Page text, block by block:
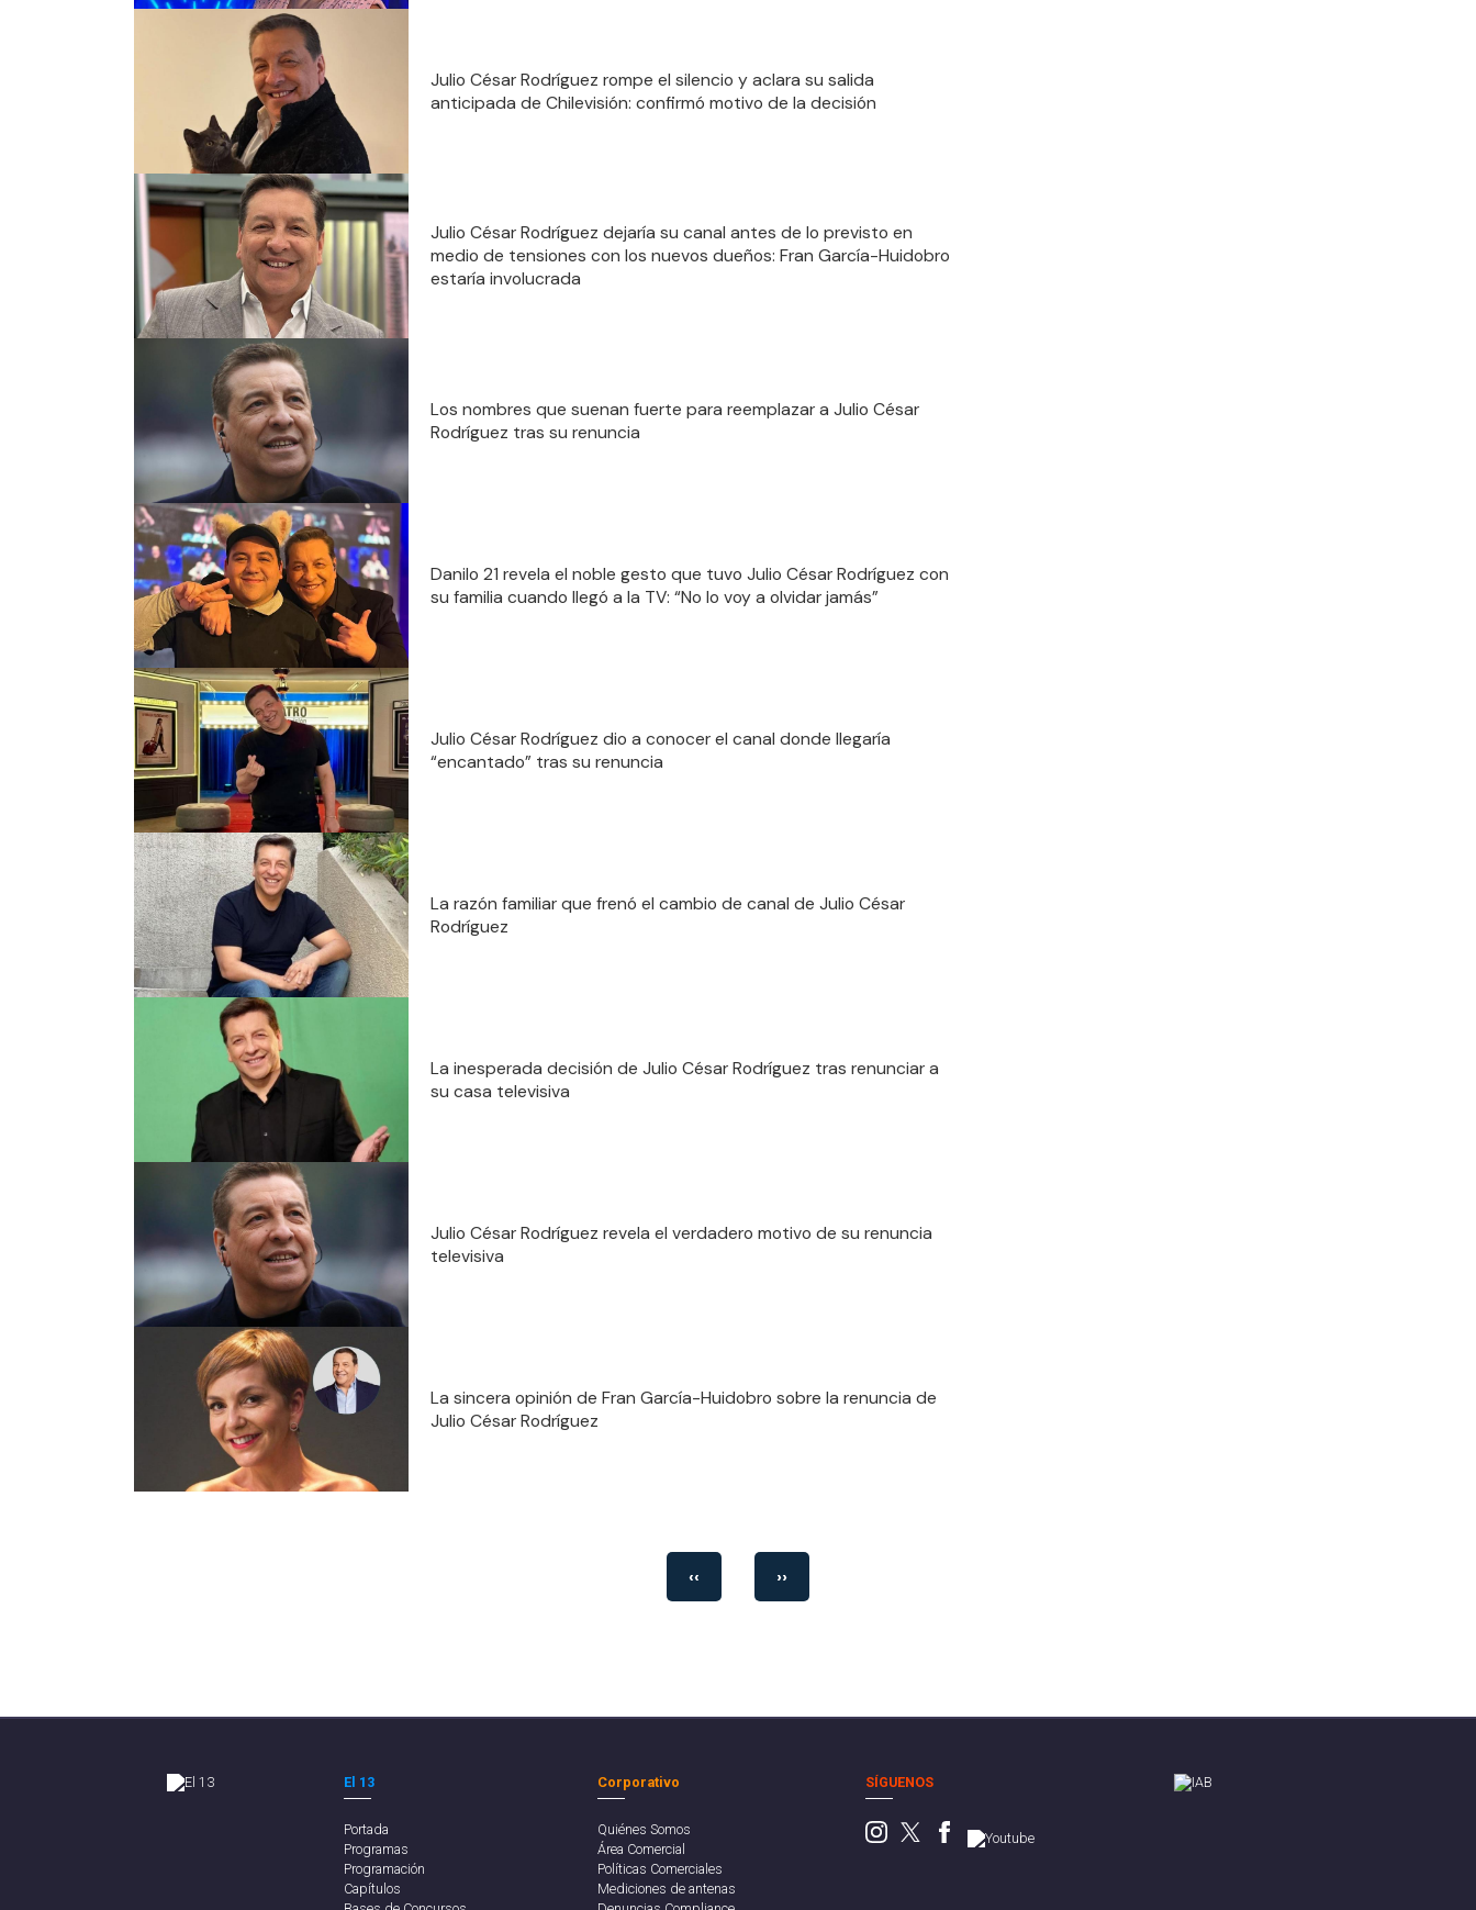
Julio César Rodríguez rompe el silencio y aclara su salida
anticipada de Chilevisión: confirmó motivo de la decisión
Julio César Rodríguez dejaría su canal antes de lo previsto en
medio de tensiones con los nuevos dueños: Fran García-Huidobro
estaría involucrada
Los nombres que suenan fuerte para reemplazar a Julio César
Rodríguez tras su renuncia
Danilo 21 revela el noble gesto que tuvo Julio César Rodríguez con
su familia cuando llegó a la TV: “No lo voy a olvidar jamás”
Julio César Rodríguez dio a conocer el canal donde llegaría
“encantado” tras su renuncia
La razón familiar que frenó el cambio de canal de Julio César
Rodríguez
La inesperada decisión de Julio César Rodríguez tras renunciar a
su casa televisiva
Julio César Rodríguez revela el verdadero motivo de su renuncia
televisiva
La sincera opinión de Fran García-Huidobro sobre la renuncia de
Julio César Rodríguez
‹‹ ››
El 13
Portada
Programas
Programación
Capítulos
Corporativo
Quiénes Somos
Área Comercial
Políticas Comerciales
Mediciones de antenas
SÍGUENOS